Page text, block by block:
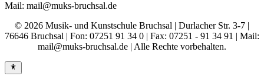
Mail: mail@muks-bruchsal.de
© 2026 Musik- und Kunstschule Bruchsal | Durlacher Str. 3-7 |
76646 Bruchsal | Fon: 07251 91 34 0 | Fax: 07251 - 91 34 91 | Mail:
mail@muks-bruchsal.de | Alle Rechte vorbehalten.